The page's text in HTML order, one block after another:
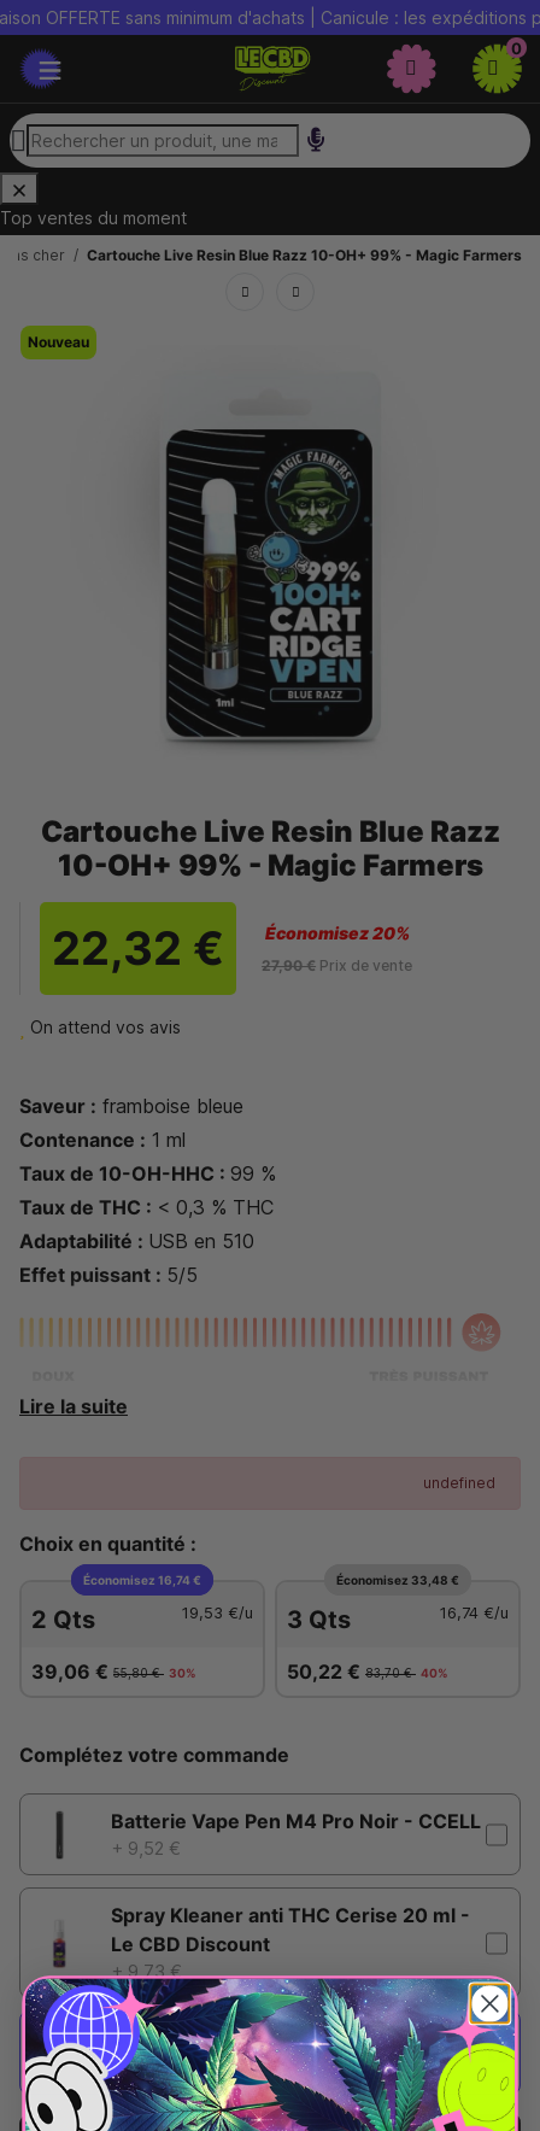
OFFERTE sans minimum d'achats | Canicule : les expéditions
0
Top ventes du moment
cher Cartouche Live Resin Blue Razz 10-OH+ 99% - Magic Farmers
Nouveau
Cartouche Live Resin Blue Razz
10-OH+ 99% - Magic Farmers
22,32 € Économisez 20%
27,90 € Prix de vente
On attend vos avis
Saveur : framboise bleue
Contenance : 1 ml
Taux de 10-OH-HHC : 99 %
Taux de THC : < 0,3 % THC
Adaptabilité : USB en 510
Effet puissant : 5/5
Lire la suite
undefined
Choix en quantité :
Économisez 16,74 €
2 Qts 19,53 €/u
39,06 € 55,80 € 30%
Économisez 33,48 €
3 Qts 16,74 €/u
50,22 € 83,70 € 40%
Complétez votre commande
Batterie Vape Pen M4 Pro Noir - CCELL
+ 9,52 €
Spray Kleaner anti THC Cerise 20 ml -
Le CBD Discount
+ 9,73 €
So'Discount
+ 3,90 €seulement